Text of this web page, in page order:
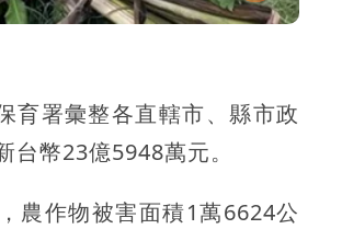
育署彙整各直轄市、縣市政
幣23億5948萬元。
農作物被害面積1萬6624公